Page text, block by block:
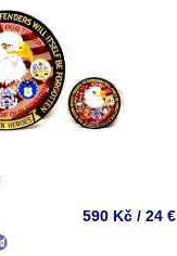
590 Kč / 24 €